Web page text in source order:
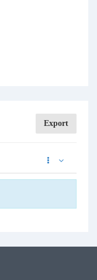
Export